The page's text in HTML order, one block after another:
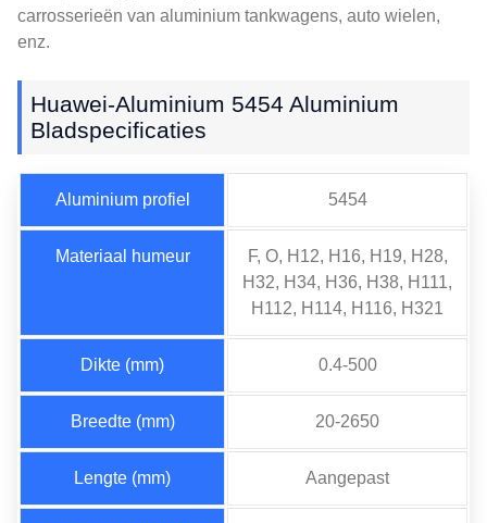
carrosserieën van aluminium tankwagens, auto wielen,
enz.
Huawei-Aluminium 5454 Aluminium
Bladspecificaties
Aluminium profiel 5454
Materiaal humeur
F, O, H12, H16, H19, H28,
H32, H34, H36, H38, H111,
H112, H114, H116, H321
Dikte (mm) 0.4-500
Breedte (mm) 20-2650
Lengte (mm) Aangepast